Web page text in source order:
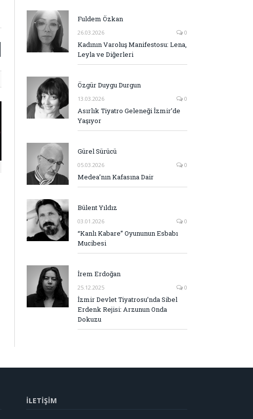
Fuldem Özkan
26.03.2026 0
Kadının Varoluş Manifestosu: Lena,
Leyla ve Diğerleri
Özgür Duygu Durgun
13.03.2026 0
Asırlık Tiyatro Geleneği İzmir’de
Yaşıyor
Gürel Sürücü
05.03.2026 0
Medea’nın Kafasına Dair
Bülent Yıldız
03.01.2026 0
“Kanlı Kabare” Oyununun Esbabı
Mucibesi
İrem Erdoğan
25.12.2025 0
İzmir Devlet Tiyatrosu’nda Sibel
Erdenk Rejisi: Arzunun Onda
Dokuzu
İLETİŞİM